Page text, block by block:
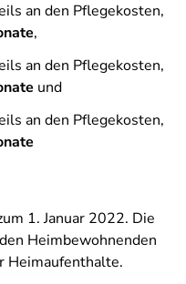
an den Pflegekosten,
,
an den Pflegekosten,
und
an den Pflegekosten,
1. Januar 2022. Die
Heimbewohnenden
Heimaufenthalte.